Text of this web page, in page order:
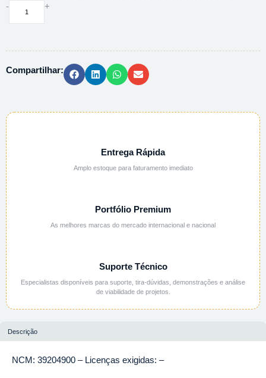
-
QUARTEADOR
BANDEJAS
230X303X252MM
+
Compartilhar:
Entrega Rápida
Amplo estoque para faturamento imediato
Portfólio Premium
As melhores marcas do mercado internacional e nacional
Suporte Técnico
Especialistas disponíveis para suporte, tira-dúvidas, demonstrações e análise
de viabilidade de projetos.
Descrição
NCM: 39204900 – Licenças exigidas: –